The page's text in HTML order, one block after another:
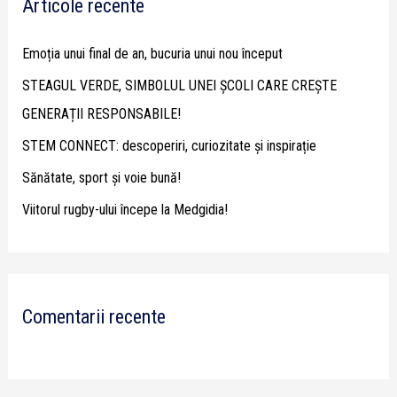
c
o
r
:
Articole recente
Emoția unui final de an, bucuria unui nou început
STEAGUL VERDE, SIMBOLUL UNEI ȘCOLI CARE CREȘTE
GENERAȚII RESPONSABILE!
STEM CONNECT: descoperiri, curiozitate și inspirație
Sănătate, sport și voie bună!
Viitorul rugby-ului începe la Medgidia!
Comentarii recente